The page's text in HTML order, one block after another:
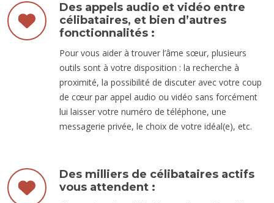
Des appels audio et vidéo entre
célibataires, et bien d’autres
fonctionnalités :
Pour vous aider à trouver l’âme sœur, plusieurs
outils sont à votre disposition : la recherche à
proximité, la possibilité de discuter avec votre coup
de cœur par appel audio ou vidéo sans forcément
lui laisser votre numéro de téléphone, une
messagerie privée, le choix de votre idéal(e), etc.
Des milliers de célibataires actifs
vous attendent :